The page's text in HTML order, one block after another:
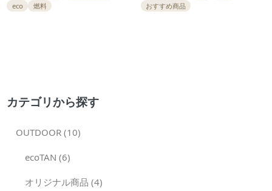
eco
燃料
おすすめ商品
カテゴリから探す
OUTDOOR (10)
ecoTAN (6)
オリジナル商品 (4)